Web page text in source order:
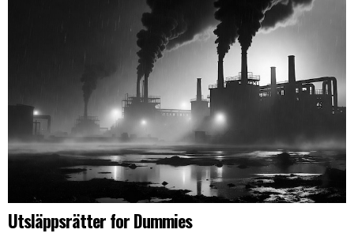
Utsläppsrätter for Dummies